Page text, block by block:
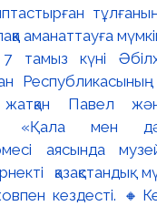
тамыз күні
жатқан Павел
«Қала мен
аясында
қазақстандық
кездесті.